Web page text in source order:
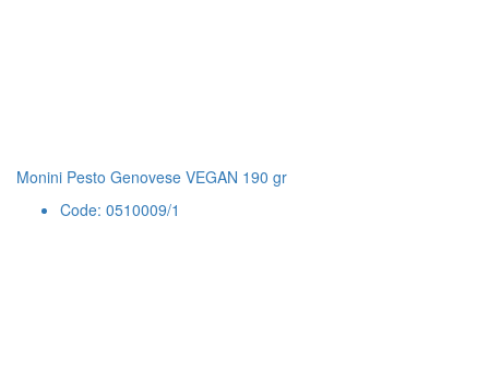
Monini Pesto Genovese VEGAN 190 gr
Code: 0510009/1